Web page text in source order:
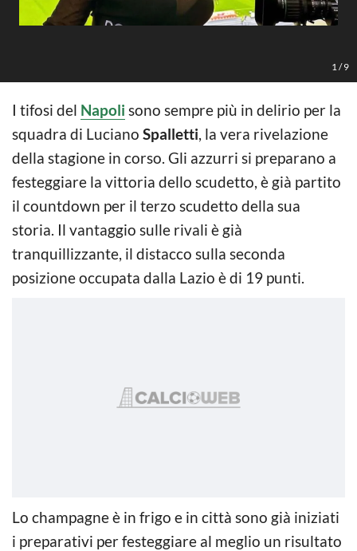
1 /9
I tifosi del Napoli sono sempre più in delirio per la
squadra di Luciano Spalletti, la vera rivelazione
della stagione in corso. Gli azzurri si preparano a
festeggiare la vittoria dello scudetto, è già partito
il countdown per il terzo scudetto della sua
storia. Il vantaggio sulle rivali è già
tranquillizzante, il distacco sulla seconda
posizione occupata dalla Lazio è di 19 punti.
Lo champagne è in frigo e in città sono già iniziati
i preparativi per festeggiare al meglio un risultato